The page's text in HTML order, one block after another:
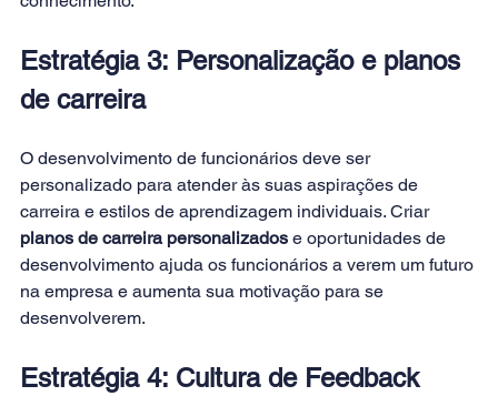
Estratégia 3: Personalização e planos
de carreira
O desenvolvimento de funcionários deve ser
personalizado para atender às suas aspirações de
carreira e estilos de aprendizagem individuais. Criar
planos de carreira personalizados e oportunidades de
desenvolvimento ajuda os funcionários a verem um futuro
na empresa e aumenta sua motivação para se
desenvolverem.
Estratégia 4: Cultura de Feedback